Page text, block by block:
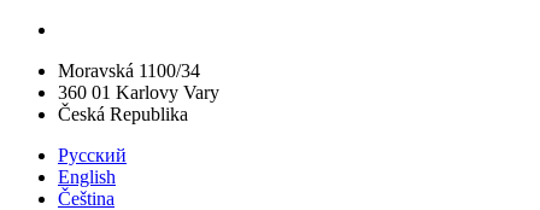
Moravská 1100/34
360 01 Karlovy Vary
Česká Republika
Русский
English
Čeština